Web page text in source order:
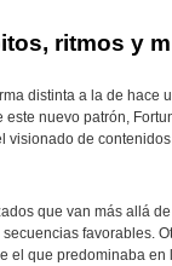
ritmos y
distinta a la de
nuevo patrón,
de
que van más allá
favorables.
el que predominaba